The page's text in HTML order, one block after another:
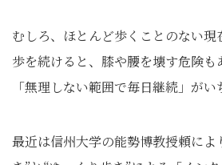
むしろ、ほとんど歩くことのない
歩を続けると、膝や腰を壊す危険も
「無理しない範囲で毎日継続」がい
最近は信州大学の能勢博教授頼によ